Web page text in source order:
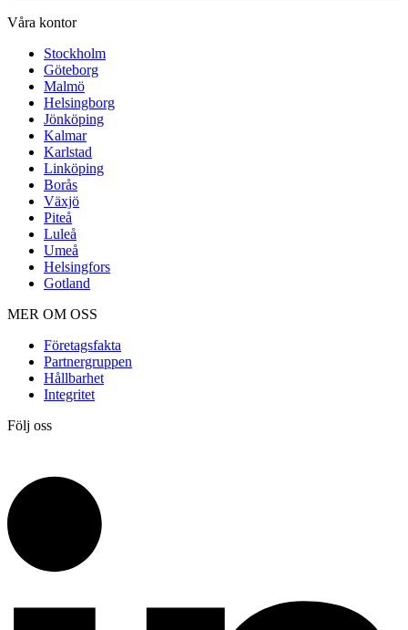
Våra kontor
Stockholm
Göteborg
Malmö
Helsingborg
Jönköping
Kalmar
Karlstad
Linköping
Borås
Växjö
Piteå
Luleå
Umeå
Helsingfors
Gotland
MER OM OSS
Företagsfakta
Partnergruppen
Hållbarhet
Integritet
Följ oss